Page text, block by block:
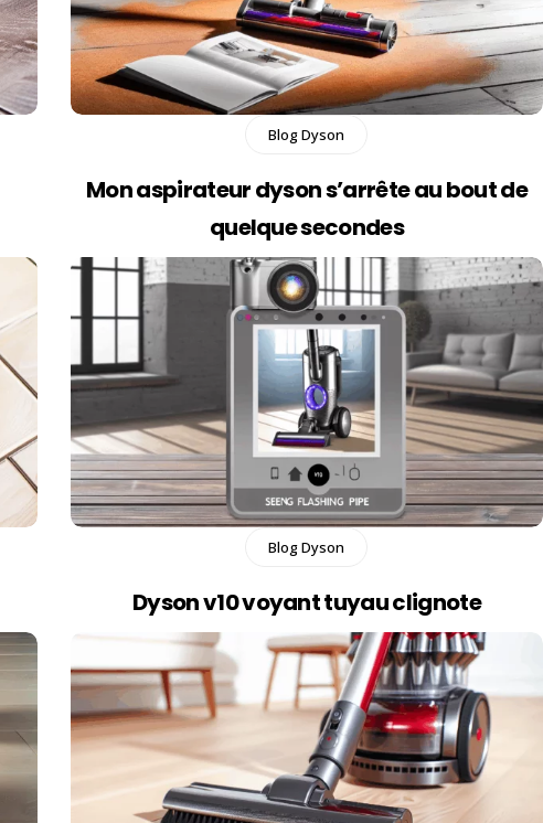
Blog Dyson
Mon aspirateur dyson s’arrête au bout de
quelque secondes​
Blog Dyson
Dyson v10 voyant tuyau clignote​